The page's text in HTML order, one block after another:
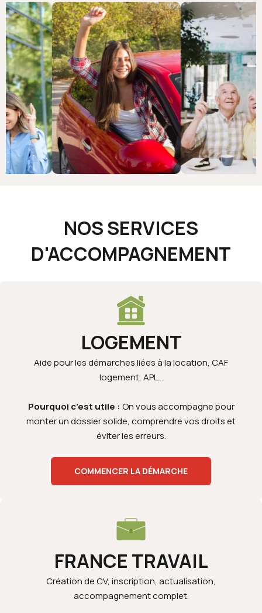
NOS SERVICES
D'ACCOMPAGNEMENT
LOGEMENT
Aide pour les démarches liées à la location, CAF
logement, APL…
Pourquoi c’est utile : On vous accompagne pour
monter un dossier solide, comprendre vos droits et
éviter les erreurs.
COMMENCER LA DÉMARCHE
FRANCE TRAVAIL
Création de CV, inscription, actualisation,
accompagnement complet.